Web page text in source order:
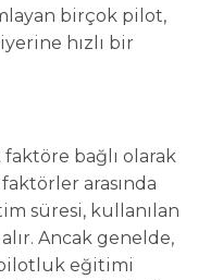
birçok pilot,
hızlı bir
faktöre bağlı olarak
arasında
süresi, kullanılan
Ancak genelde,
eğitimi